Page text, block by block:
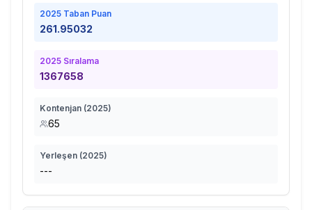
2025 Taban Puan
261.95032
2025 Sıralama
1367658
Kontenjan (2025)
65
Yerleşen (2025)
---